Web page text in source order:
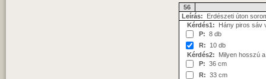
56
Leírás: Erdészeti úton
Kérdés1: Hány piros sáv
P: 8 db
R: 10 db
Kérdés2: Milyen hosszú
P: 36 cm
R: 33 cm